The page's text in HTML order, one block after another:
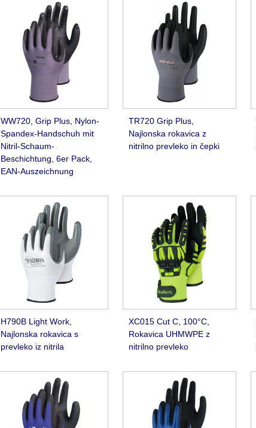
WW720, Grip Plus, Nylon-
Spandex-Handschuh mit
Nitril-Schaum-
Beschichtung, 6er Pack,
EAN-Auszeichnung
TR720 Grip Plus,
Najlonska rokavica z
nitrilno prevleko in čepki
H790B Light Work,
Najlonska rokavica s
prevleko iz nitrila
XC015 Cut C, 100°C,
Rokavica UHMWPE z
nitrilno prevleko